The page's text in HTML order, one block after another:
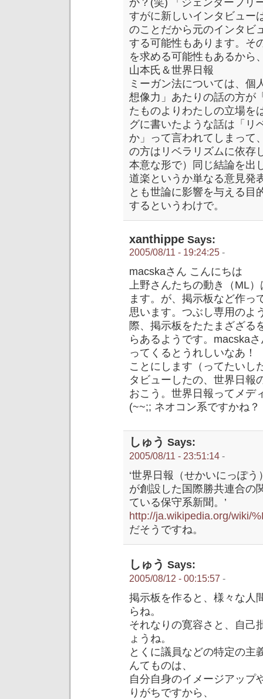
すがに新しいインタビュー
のことだから元のインタビ
する可能性もあります。そ
を求める可能性もあるから
山本氏＆世界日報
ミーガン法については、個
想像力」あたりの話の方が
たものよりわたしの立場を
グに書いたような話は「リ
か」って言われてしまって
の方はリベラリズムに依存
本意な形で）同じ結論を出
道楽というか単なる意見発
とも世論に影響を与える目
するというわけで。
xanthippe Says:
2005/08/11 - 19:24:25 -
macskaさん こんにちは
上野さんたちの動き（ML
ます。が、掲示板など作っ
思います。つぶし専用のよ
際、掲示板をたたまざざる
らあるようです。macska
ってくるとうれしいなあ
ことにします（ってたい
タビューしたの、世界日報
おこう。世界日報ってメデ
(~~;; ネオコン系ですかね？
しゅう Says:
2005/08/11 - 23:51:14 -
‘世界日報（せかいにっぽ
が創設した国際勝共連合の
ている保守系新聞。’
http://ja.wikipedia.org/wiki/
だそうですね。
しゅう Says:
2005/08/12 - 00:15:57 -
掲示板を作ると、様々な人
らね。
それなりの寛容さと、自己
ょうね。
とくに議員などの特定の主
んてものは、
自分自身のイメージアップ
りがちですから、